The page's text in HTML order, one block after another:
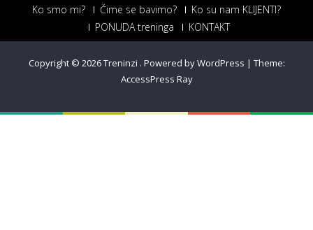
Ko smo mi? Čime se bavimo?
Ko su nam KLIJENTI?
PONUDA treninga
KONTAKT
Copyright © 2026Treninzi . Powered by WordPress | Theme:
AccessPress Ray